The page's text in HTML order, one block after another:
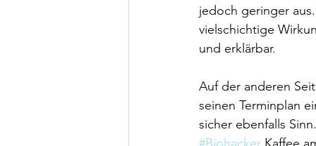
jedoch geringer
vielschichtige
und erklärbar.
Auf der anderen
seinen Terminplan
sicher ebenfalls